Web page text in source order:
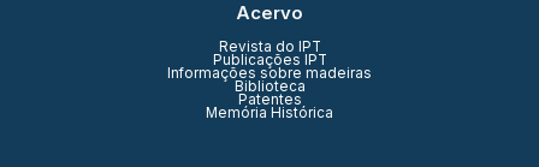
Acervo
Revista do IPT
Publicações IPT
Informações sobre madeiras
Biblioteca
Patentes
Memória Histórica